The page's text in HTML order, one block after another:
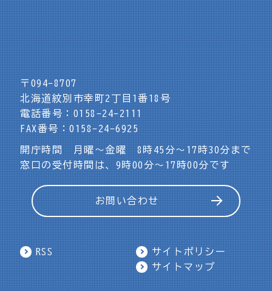
〒094-8707
北海道紋別市幸町2丁目1番18号
電話番号：0158-24-2111
FAX番号：0158-24-6925
開庁時間 月曜～金曜 8時45分～17時30分まで
窓口の受付時間は、9時00分～17時00分です
お問い合わせ
RSS
サイトポリシー
サイトマップ